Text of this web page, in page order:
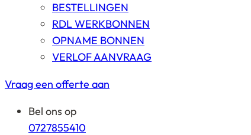
BESTELLINGEN
RDL WERKBONNEN
OPNAME BONNEN
VERLOF AANVRAAG
Vraag een offerte aan
Bel ons op
0727855410